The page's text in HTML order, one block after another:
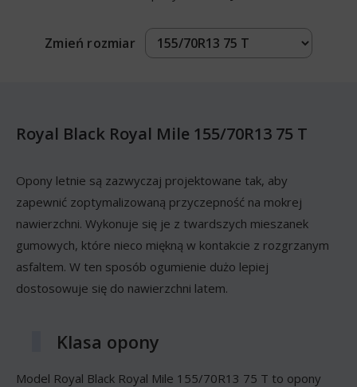
Zmień rozmiar
Royal Black Royal Mile 155/70R13 75 T
Opony letnie są zazwyczaj projektowane tak, aby
zapewnić zoptymalizowaną przyczepność na mokrej
nawierzchni. Wykonuje się je z twardszych mieszanek
gumowych, które nieco miękną w kontakcie z rozgrzanym
asfaltem. W ten sposób ogumienie dużo lepiej
dostosowuje się do nawierzchni latem.
Klasa opony
Model Royal Black Royal Mile 155/70R13 75 T to opony